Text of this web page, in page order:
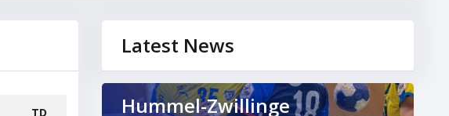
TD
Latest News
Hummel-Zwillinge